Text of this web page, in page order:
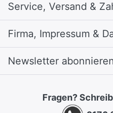
Service, Versand &
Firma, Impressum &
Newsletter
Fragen?